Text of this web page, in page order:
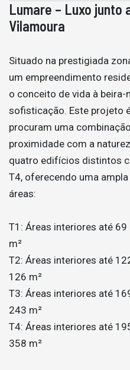
Lumare – Luxo junto
Vilamoura
Situado na prestigiada
um empreendimento
o conceito de vida à
sofisticação. Este projeto
procuram uma
proximidade com a
quatro edifícios distintos
T4, oferecendo uma
áreas:
T1: Áreas interiores até
m²
T2: Áreas interiores até
126 m²
T3: Áreas interiores até
243 m²
T4: Áreas interiores até
358 m²